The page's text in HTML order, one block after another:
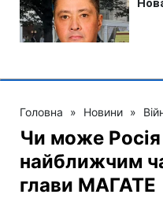
Головна » Новини »
Чи може
найближчим
глави МАГАТЕ